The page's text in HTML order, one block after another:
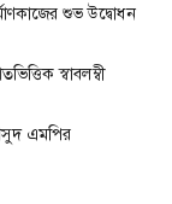
শুভ উদ্বোধন
স্বাবলম্বী
এমপির